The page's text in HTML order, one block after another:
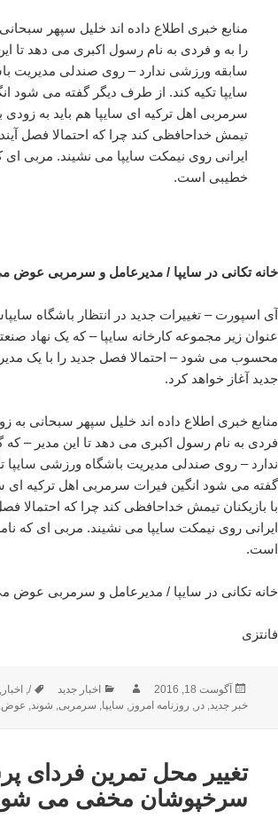
منابع خبری اطلاع داده اند خلیل سپهر
را به و فردی به نام رسول اکبری می دهد تا
سابقه ورزشی ندارد – روی صندلی مدیریت
سایپا تکیه کند. از طرف دیگر گفته می شود
سرمربی اهل ترکیه ای سایپا هم باید به زودی
تیمش خداحافظی کند چرا که احتمالا فصل
ایرانی روی نیمکت سایپا می نشیند. مربی
خطیبی است.
خانه تکانی در سایپا / مدیرعامل و سرمربی عوض
آی اسپورت – تغییرات جدید در انتظار باشگاه
عنوان زیر مجموعه کارخانه سایپا – که یک نهاد
محسوب می شود – احتمالا فصل جدید را با یک
جدید آغاز خواهد کرد.
منابع خبری اطلاع داده اند خلیل سپهر سبحانی به
فردی به نام رسول اکبری می دهد تا این مدیر – که
ندارد – روی صندلی مدیریت باشگاه ورزشی سایپا
گفته می شود انگین فیرات سرمربی اهل ترکیه ای
با بازیکنان تیمش خداحافظی کند چرا که احتمالا
ایرانی روی نیمکت سایپا می نشیند. مربی ای که
است.
خانه تکانی در سایپا / مدیرعامل و سرمربی عوض
فانتزی
ارسال
شده
آگوست 18, 2016 نویسندهدسته‌ها
اخبار جدید /
, اخبار,
خبر جدید,در, روزنامه امروز, سایپا, سرمربی, شوند, عوض
تغییر محل تمرین فردای
سرخپوشان مخفی می